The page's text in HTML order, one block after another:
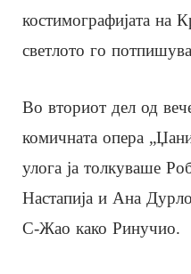
костимографијата на
светлото го
Во вториот дел од
комичната опера
улога ја толкуваше
Настапија и Ана
С-Жао како Ринучио.